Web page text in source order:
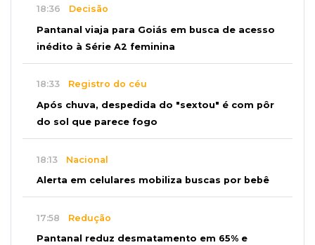
18:36 Decisão
Pantanal viaja para Goiás em busca de acesso
inédito à Série A2 feminina
18:33 Registro do céu
Após chuva, despedida do "sextou" é com pôr
do sol que parece fogo
18:13 Nacional
Alerta em celulares mobiliza buscas por bebê
17:58 Redução
Pantanal reduz desmatamento em 65% e